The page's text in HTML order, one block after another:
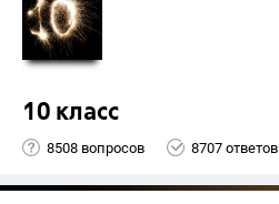
10 класс
8508 вопросов 8707 ответов